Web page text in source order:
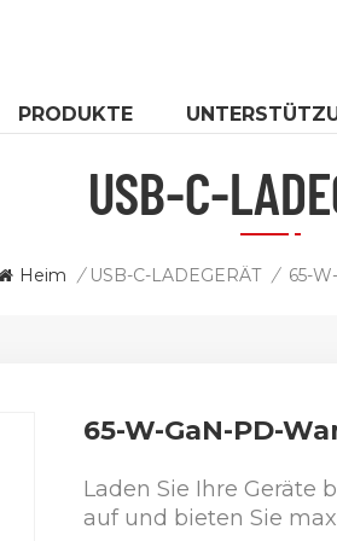
PRODUKTE
USB-C-
Heim / USB-C-LADEGERÄT / 65-
65-W-GaN-PD-
Laden Sie Ihre Geräte
auf und bieten Sie